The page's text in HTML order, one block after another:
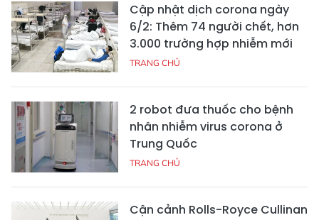
Cập nhật dịch corona ngày
6/2: Thêm 74 người chết, hơn
3.000 trường hợp nhiễm mới
TRANG CHỦ
2 robot đưa thuốc cho bệnh
nhân nhiễm virus corona ở
Trung Quốc
TRANG CHỦ
Cận cảnh Rolls-Royce Cullinan